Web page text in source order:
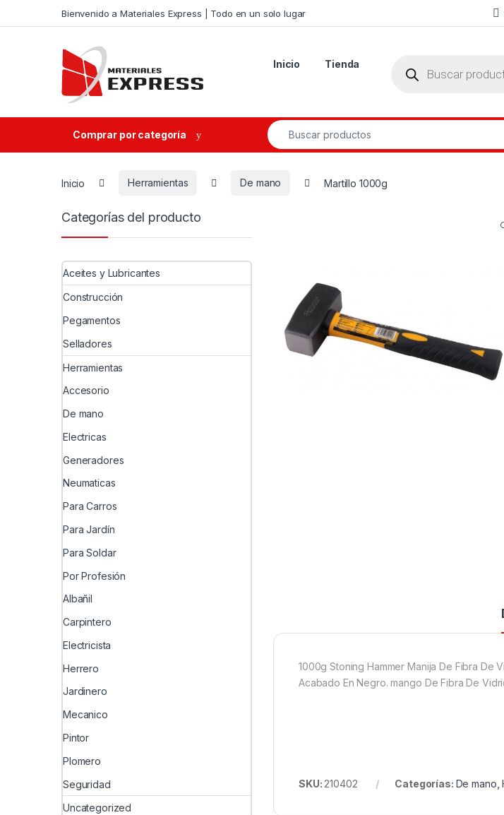
Bienvenido a Materiales Express | Todo en un solo lugar
Inicio Tienda
Comprar por categoría
Search for:
Inicio Herramientas De mano Martillo 1000g
1000g Stoning Hammer Manija De Fibra De
Acabado En Negro. mango De Fibra De
SKU: 210402 Categorías: De mano ,
Categorías del producto
Aceites y Lubricantes
Construcción
Pegamentos
Selladores
Herramientas
Accesorio
De mano
Electricas
Generadores
Neumaticas
Para Carros
Para Jardín
Para Soldar
Por Profesión
Albañil
Carpintero
Electricista
Herrero
Jardinero
Mecanico
Pintor
Plomero
Seguridad
Uncategorized